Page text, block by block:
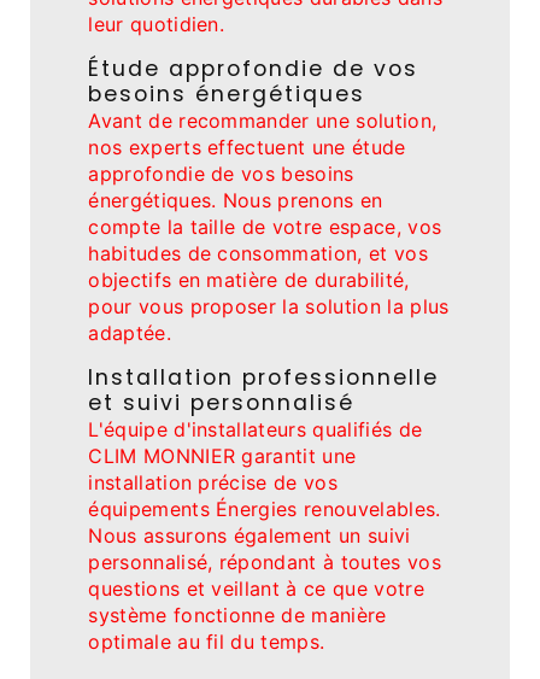
leur quotidien.
Étude approfondie de vos
besoins énergétiques
Avant de recommander une solution,
nos experts effectuent une étude
approfondie de vos besoins
énergétiques. Nous prenons en
compte la taille de votre espace, vos
habitudes de consommation, et vos
objectifs en matière de durabilité,
pour vous proposer la solution la plus
adaptée.
Installation professionnelle
et suivi personnalisé
L'équipe d'installateurs qualifiés de
CLIM MONNIER garantit une
installation précise de vos
équipements Énergies renouvelables.
Nous assurons également un suivi
personnalisé, répondant à toutes vos
questions et veillant à ce que votre
système fonctionne de manière
optimale au fil du temps.